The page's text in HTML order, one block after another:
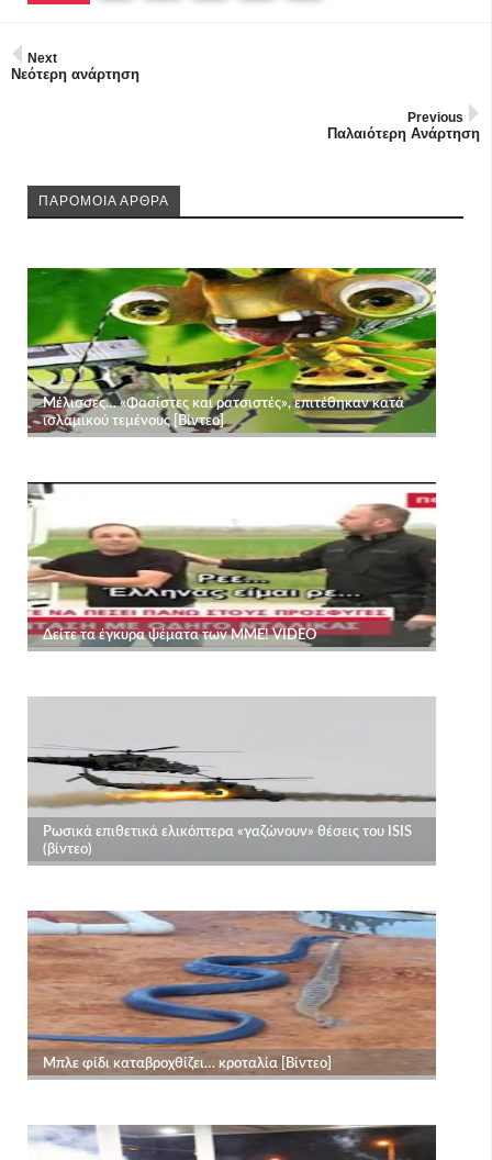
Next
Νεότερη ανάρτηση
Previous
Παλαιότερη Ανάρτηση
ΠΑΡΟΜΟΙΑ ΑΡΘΡΑ